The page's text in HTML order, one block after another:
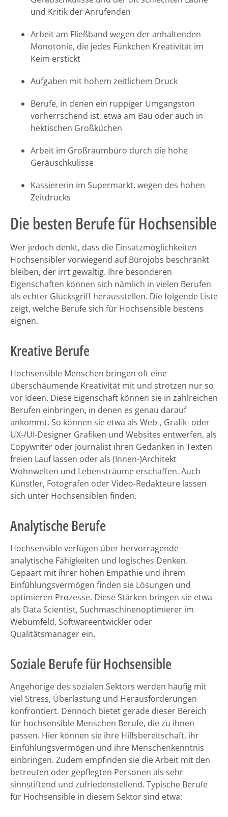
und Kritik der Anrufenden
Arbeit am Fließband wegen der anhaltenden
Monotonie, die jedes Fünkchen Kreativität im
Keim erstickt
Aufgaben mit hohem zeitlichem Druck
Berufe, in denen ein ruppiger Umgangston
vorherrschend ist, etwa am Bau oder auch in
hektischen Großküchen
Arbeit im Großraumbüro durch die hohe
Geräuschkulisse
Kassiererin im Supermarkt, wegen des hohen
Zeitdrucks
Die besten Berufe für Hochsensible
Wer jedoch denkt, dass die Einsatzmöglichkeiten
Hochsensibler vorwiegend auf Bürojobs beschränkt
bleiben, der irrt gewaltig. Ihre besonderen
Eigenschaften können sich nämlich in vielen Berufen
als echter Glücksgriff herausstellen. Die folgende Liste
zeigt, welche Berufe sich für Hochsensible bestens
eignen.
Kreative Berufe
Hochsensible Menschen bringen oft eine
überschäumende Kreativität mit und strotzen nur so
vor Ideen. Diese Eigenschaft können sie in zahlreichen
Berufen einbringen, in denen es genau darauf
ankommt. So können sie etwa als Web-, Grafik- oder
UX-/UI-Designer Grafiken und Websites entwerfen, als
Copywriter oder Journalist ihren Gedanken in Texten
freien Lauf lassen oder als (Innen-)Architekt
Wohnwelten und Lebensträume erschaffen. Auch
Künstler, Fotografen oder Video-Redakteure lassen
sich unter Hochsensiblen finden.
Analytische Berufe
Hochsensible verfügen über hervorragende
analytische Fähigkeiten und logisches Denken.
Gepaart mit ihrer hohen Empathie und ihrem
Einfühlungsvermögen finden sie Lösungen und
optimieren Prozesse. Diese Stärken bringen sie etwa
als Data Scientist, Suchmaschinenoptimierer im
Webumfeld, Softwareentwickler oder
Qualitätsmanager ein.
Soziale Berufe für Hochsensible
Angehörige des sozialen Sektors werden häufig mit
viel Stress, Überlastung und Herausforderungen
konfrontiert. Dennoch bietet gerade dieser Bereich
für hochsensible Menschen Berufe, die zu ihnen
passen. Hier können sie ihre Hilfsbereitschaft, ihr
Einfühlungsvermögen und ihre Menschenkenntnis
einbringen. Zudem empfinden sie die Arbeit mit den
betreuten oder gepflegten Personen als sehr
sinnstiftend und zufriedenstellend. Typische Berufe
für Hochsensible in diesem Sektor sind etwa: